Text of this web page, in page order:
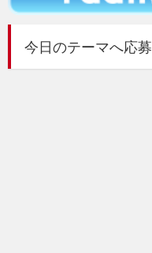
今日のテーマへ応募